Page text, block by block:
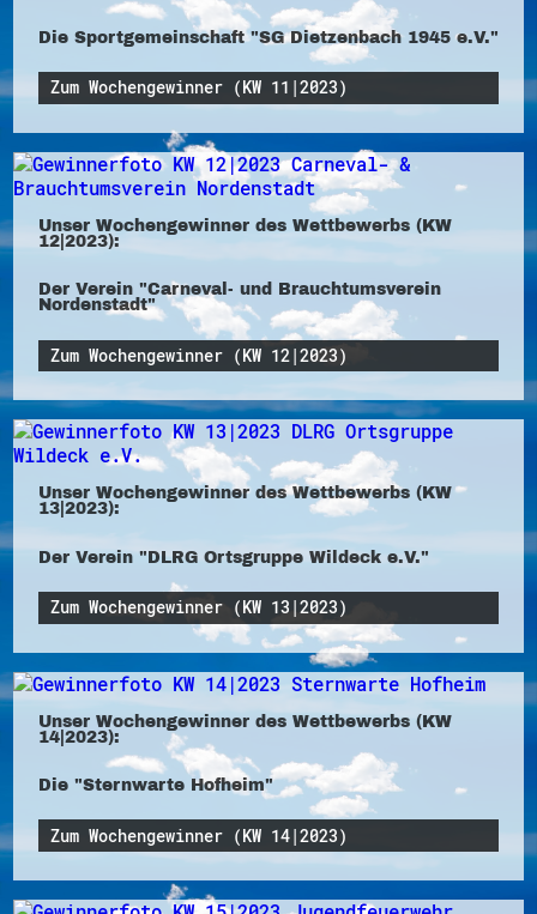
Die Sportgemeinschaft "SG Dietzenbach 1945 e.V."
Zum Wochengewinner (KW 11|2023)
Unser Wochengewinner des Wettbewerbs (KW
12|2023):
Der Verein "Carneval- und Brauchtumsverein
Nordenstadt"
Zum Wochengewinner (KW 12|2023)
Unser Wochengewinner des Wettbewerbs (KW
13|2023):
Der Verein "DLRG Ortsgruppe Wildeck e.V."
Zum Wochengewinner (KW 13|2023)
Unser Wochengewinner des Wettbewerbs (KW
14|2023):
Die "Sternwarte Hofheim"
Zum Wochengewinner (KW 14|2023)